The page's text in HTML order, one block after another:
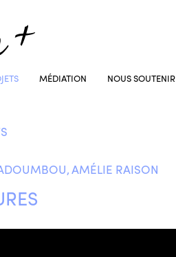
MÉDIATION NOUS SOUTENIR
AMÉLIE RAISON